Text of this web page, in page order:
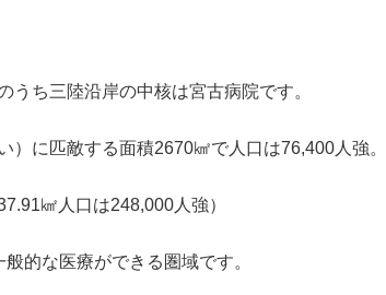
うち三陸沿岸の中核は宮古病院です。
）に匹敵する面積2670㎢で人口は76,400人強。
㎢人口は248,000人強）
的な医療ができる圏域です。